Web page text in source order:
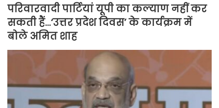
परिवारवादी पार्टियां यूपी का कल्याण नहीं कर
सकती हैं…‘उत्तर प्रदेश दिवस’ के कार्यक्रम में
बोले अमित शाह